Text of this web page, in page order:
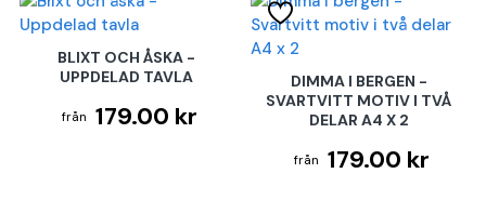
BLIXT OCH ÅSKA -
UPPDELAD TAVLA
179.00 kr
DIMMA I BERGEN -
SVARTVITT MOTIV I TVÅ
DELAR A4 X 2
179.00 kr